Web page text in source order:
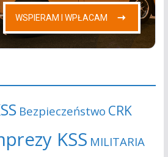
Bezpieczeństwo CRK
KSS MILITARIA